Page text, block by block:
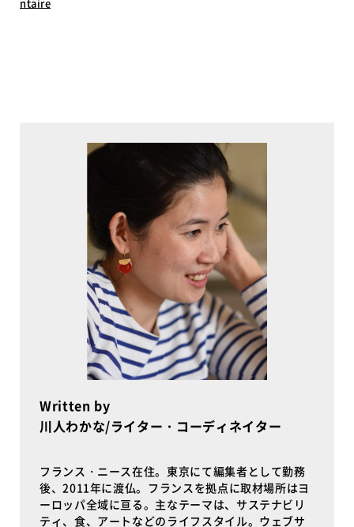
ntaire
Written by
川人わかな/ライター・コーディネイター
フランス・ニース在住。東京にて編集者として勤務
後、2011年に渡仏。フランスを拠点に取材場所はヨ
ーロッパ全域に亘る。主なテーマは、サステナビリ
ティ、食、アートなどのライフスタイル。ウェブサ